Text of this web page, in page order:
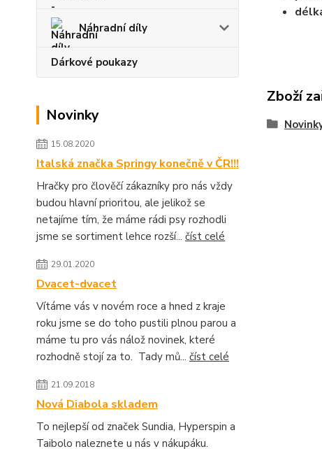
Náhradní díly
Dárkové poukazy
Novinky
15.08.2020
Italská značka Springy konečně v ČR!!!
Hračky pro člověčí zákazníky pro nás vždy
budou hlavní prioritou, ale jelikož se
netajíme tím, že máme rádi psy rozhodli
jsme se sortiment lehce rozší... číst celé
29.01.2020
Dvacet-dvacet
Vítáme vás v novém roce a hned z kraje
roku jsme se do toho pustili plnou parou a
máme tu pro vás nálož novinek, které
rozhodně stojí za to. Tady mů... číst celé
21.09.2018
Nová Diabola skladem
To nejlepší od značek Sundia, Hyperspin a
Taibolo naleznete u nás v nákupáku.
Zboží